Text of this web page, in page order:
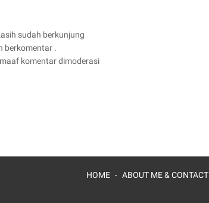
sudah berkunjung
berkomentar .
komentar dimoderasi
HOME ABOUT ME & CONTACT